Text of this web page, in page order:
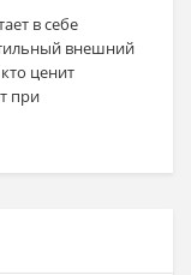
в себе
внешний
ценит
при